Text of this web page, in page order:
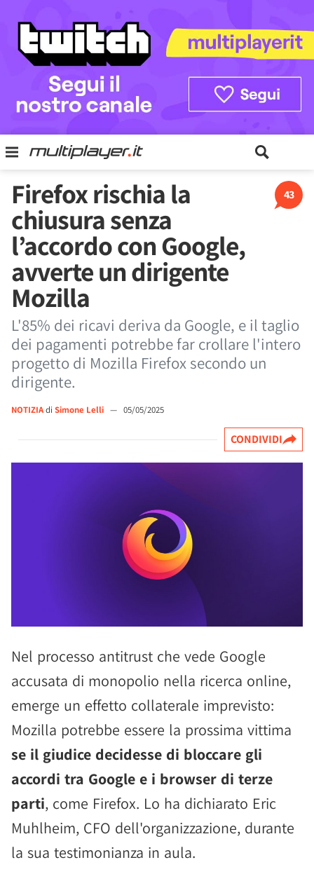
43
Firefox rischia la
chiusura senza
l’accordo con Google,
avverte un dirigente
Mozilla
L'85% dei ricavi deriva da Google, e il taglio
dei pagamenti potrebbe far crollare l'intero
progetto di Mozilla Firefox secondo un
dirigente.
NOTIZIAdi Simone Lelli — 05/05/2025
CONDIVIDI
Nel processo antitrust che vede Google
accusata di monopolio nella ricerca online,
emerge un effetto collaterale imprevisto:
Mozilla potrebbe essere la prossima vittima
se il giudice decidesse di bloccare gli
accordi tra Google e i browser di terze
parti, come Firefox. Lo ha dichiarato Eric
Muhlheim, CFO dell'organizzazione, durante
la sua testimonianza in aula.